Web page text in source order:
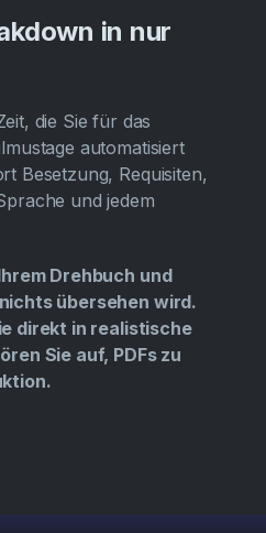
in nur
die Sie für das
automatisiert
Besetzung, Requisiten,
und jedem
Drehbuch und
übersehen wird.
direkt in realistische
Sie auf, PDFs zu